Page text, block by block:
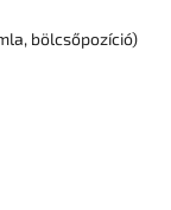
bölcsőpozíció)